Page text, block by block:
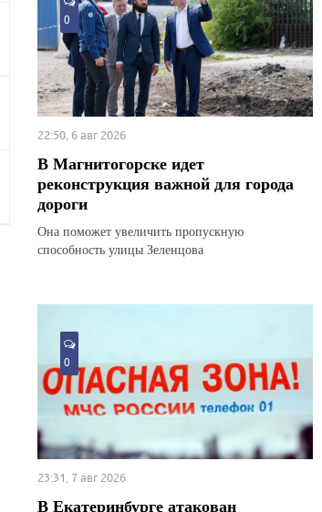
0
22:50, 6 авг 2026
В Магнитогорске идет
реконструкция важной для города
дороги
Она поможет увеличить пропускную
способность улицы Зеленцова
0
23:31, 7 авг 2026
В Екатеринбурге атакован